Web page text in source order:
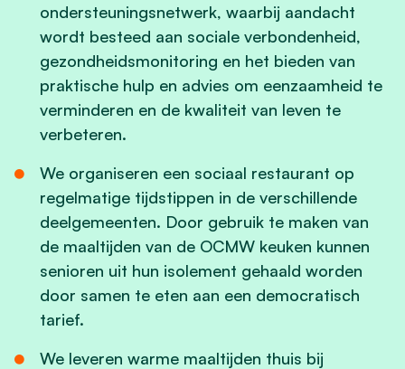
ondersteuningsnetwerk, waarbij aandacht
wordt besteed aan sociale verbondenheid,
gezondheidsmonitoring en het bieden van
praktische hulp en advies om eenzaamheid te
verminderen en de kwaliteit van leven te
verbeteren.
We organiseren een sociaal restaurant op
regelmatige tijdstippen in de verschillende
deelgemeenten. Door gebruik te maken van
de maaltijden van de OCMW keuken kunnen
senioren uit hun isolement gehaald worden
door samen te eten aan een democratisch
tarief.
We leveren warme maaltijden thuis bij